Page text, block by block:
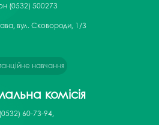
(0532) 500273
вул. Сковороди, 1/3
навчання
комісія
(0532) 60-73-94,